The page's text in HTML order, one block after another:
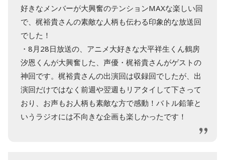
好きなメンバーが大興奮のテンションMAXな楽しい回
で、梶裕貴さんの素敵な人柄も伝わる印象的な放送回
でした！
・8月28日放送の、アニメ大好きな大平祥生くん鶴房
汐恩くんが大興奮した、声優・梶裕貴さんがゲストの
神回です。梶裕貴さんの出演回は収録回でしたが、出
演回だけではなく前週や翌週もリアタイして下さって
おり、お声もお人柄も素敵な方で感動！バトル鉛筆と
いうラジオには不向きな企画も楽しかったです！